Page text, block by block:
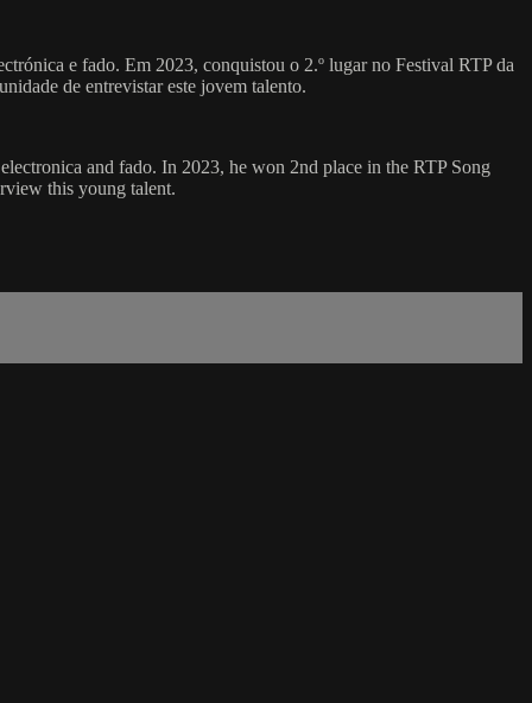
e fado. Em 2023, conquistou o 2.º lugar no Festival RTP da
de entrevistar este jovem talento.
and fado. In 2023, he won 2nd place in the RTP Song
this young talent.